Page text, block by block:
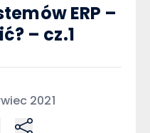
ERP –
– cz.1
2021